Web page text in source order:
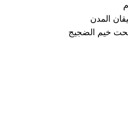
المدن
خيم الضجيج